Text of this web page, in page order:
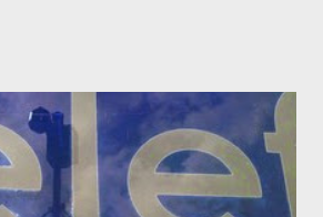
Oh wacht, je moet wel goed
Vibrations. Dat is gewoon een beetje
kleine uurtjes op het groene
Logisch toch. En zo werd deze